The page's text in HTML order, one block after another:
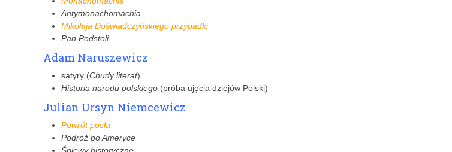
Antymonachomachia
Mikołaja Doświadczyńskiego przypadki
Pan Podstoli
Adam Naruszewicz
satyry (Chudy literat)
Historia narodu polskiego (próba ujęcia dziejów Polski)
Julian Ursyn Niemcewicz
Powrót posła
Podróż po Ameryce